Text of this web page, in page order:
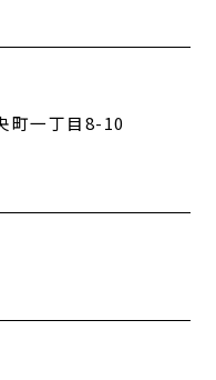
町一丁目8-10